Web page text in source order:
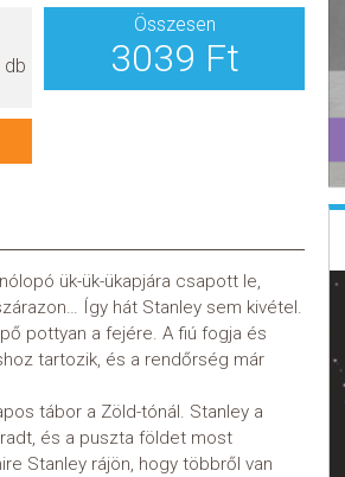
db
Összesen
3039 Ft
ük-ük-ükapjára csapott le,
Így hát Stanley sem kivétel.
pottyan a fejére. A fiú fogja és
tartozik, és a rendőrség már
tábor a Zöld-tónál. Stanley a
és a puszta földet most
Stanley rájön, hogy többről van